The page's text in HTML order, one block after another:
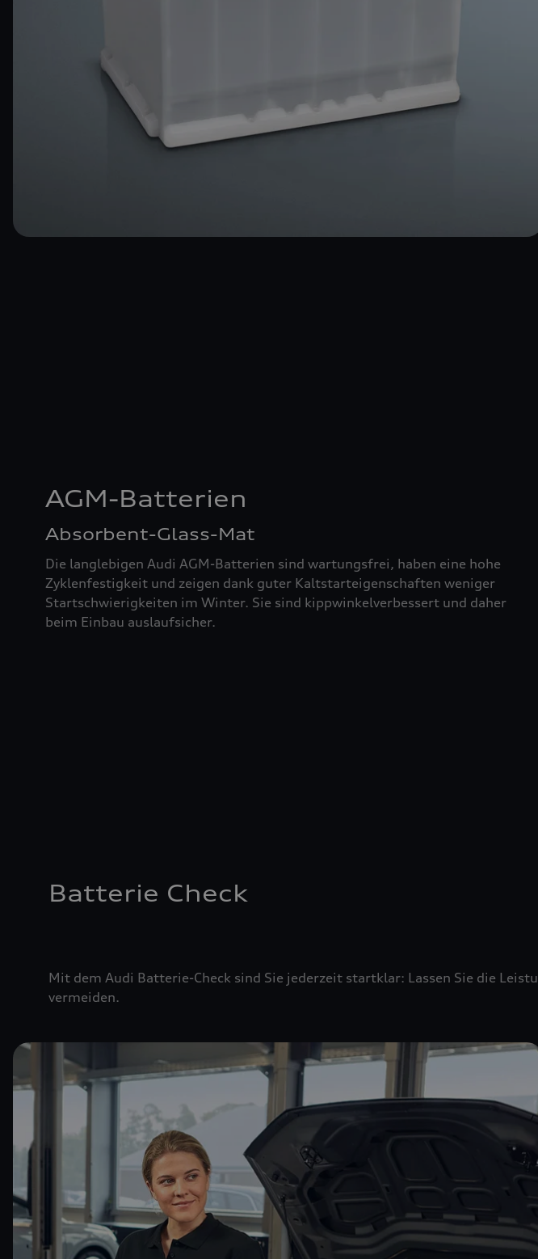
AGM-Batterien
Absorbent-Glass-Mat
Die langlebigen Audi AGM-Batterien sind wartungsfrei, haben eine hohe
Zyklenfestigkeit und zeigen dank guter Kaltstarteigenschaften weniger
Startschwierigkeiten im Winter. Sie sind kippwinkelverbessert und daher
beim Einbau auslaufsicher.
Batterie Check
Mit dem Audi Batterie-Check sind Sie jederzeit startklar: Lassen Sie die
vermeiden.